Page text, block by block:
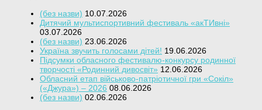
(без назви) 10.07.2026
Дитячий мультиспортивний фестиваль «акТИвні»
03.07.2026
(без назви) 23.06.2026
Україна звучить голосами дітей! 19.06.2026
Підсумки обласного фестивалю-конкурсу родинної
творчості «Родинний дивосвіт» 12.06.2026
Обласний етап військово-патріотичної гри «Сокіл»
(«Джура») – 2026 08.06.2026
(без назви) 02.06.2026